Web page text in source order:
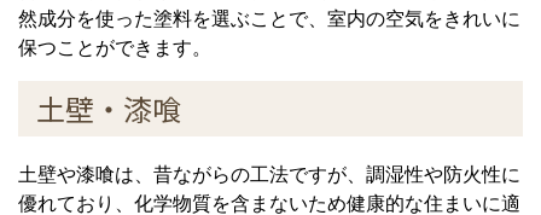
然成分を使った塗料を選ぶことで、室内の空気をきれいに
保つことができます。
土壁・漆喰
土壁や漆喰は、昔ながらの工法ですが、調湿性や防火性に
優れており、化学物質を含まないため健康的な住まいに適